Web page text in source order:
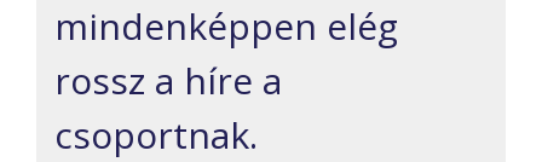
mindenképpen elég
rossz a híre a
csoportnak.